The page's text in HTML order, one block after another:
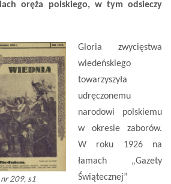
oręża polskiego, w tym odsieczy
209, s1
Gloria zwycięstwa
wiedeńskiego
towarzyszyła
udręczonemu
narodowi polskiemu
w okresie zaborów.
W roku 1926 na
łamach „Gazety
Świątecznej”